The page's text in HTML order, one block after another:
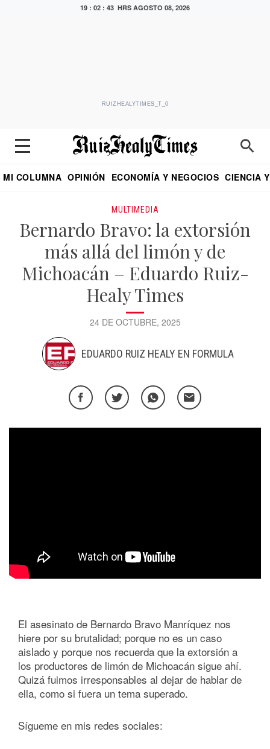
19 : 02 : 43 HRS AGOSTO 08, 2026
RUIZHEALYTIMES_T_0
MI COLUMNA OPINIÓN ECONOMÍA Y NEGOCIOS CIENCIA
MULTIMEDIA
Bernardo Bravo: la extorsión
más allá del limón y de
Michoacán – Eduardo Ruiz-
Healy Times
24 DE OCTUBRE, 2025
EDUARDO RUIZ HEALY EN FORMULA
El asesinato de Bernardo Bravo Manríquez nos
hiere por su brutalidad; porque no es un caso
aislado y porque nos recuerda que la extorsión a
los productores de limón de Michoacán sigue ahí.
Quizá fuimos irresponsables al dejar de hablar de
ella, como si fuera un tema superado.
Sígueme en mis redes sociales: